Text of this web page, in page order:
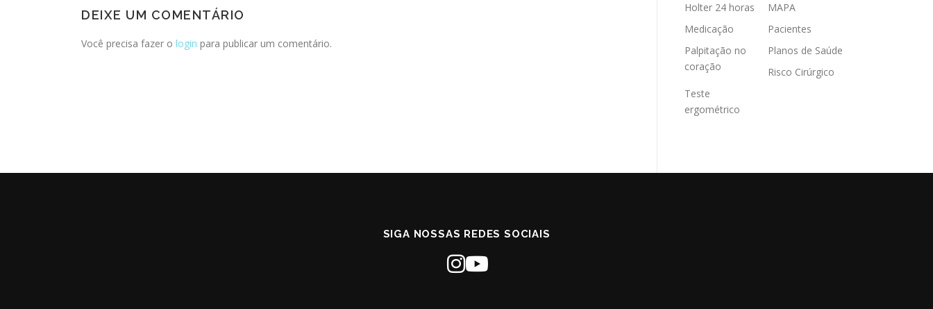
DEIXE UM COMENTÁRIO
Você precisa fazer o login para publicar um comentário.
Holter 24 horas
MAPA
Medicação
Pacientes
Palpitação no
coração
Planos de Saúde
Risco Cirúrgico
Teste
ergométrico
SIGA NOSSAS REDES SOCIAIS